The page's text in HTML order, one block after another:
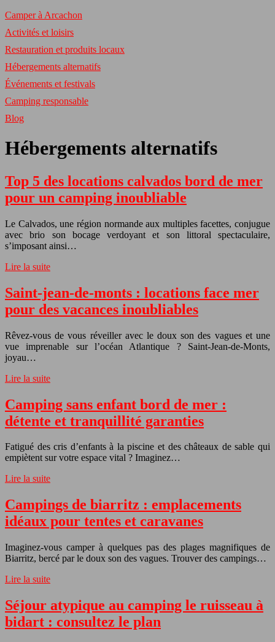
Camper à Arcachon
Activités et loisirs
Restauration et produits locaux
Hébergements alternatifs
Événements et festivals
Camping responsable
Blog
Hébergements alternatifs
Top 5 des locations calvados bord de mer
pour un camping inoubliable
Le Calvados, une région normande aux multiples facettes, conjugue
avec brio son bocage verdoyant et son littoral spectaculaire,
s’imposant ainsi…
Lire la suite
Saint-jean-de-monts : locations face mer
pour des vacances inoubliables
Rêvez-vous de vous réveiller avec le doux son des vagues et une
vue imprenable sur l’océan Atlantique ? Saint-Jean-de-Monts,
joyau…
Lire la suite
Camping sans enfant bord de mer :
détente et tranquillité garanties
Fatigué des cris d’enfants à la piscine et des châteaux de sable qui
empiètent sur votre espace vital ? Imaginez…
Lire la suite
Campings de biarritz : emplacements
idéaux pour tentes et caravanes
Imaginez-vous camper à quelques pas des plages magnifiques de
Biarritz, bercé par le doux son des vagues. Trouver des campings…
Lire la suite
Séjour atypique au camping le ruisseau à
bidart : consultez le plan